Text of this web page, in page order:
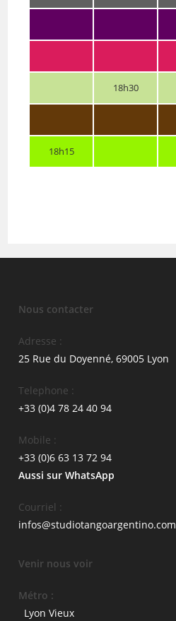
18h30
18h15
Nous contacter
Adresse :
25 Rue du Doyenné, 69005 Lyon
Telephone :
+33 (0)4 78 24 40 94
Mobile :
+33 (0)6 63 13 72 94
Aussi sur WhatsApp
Courriel :
infos@studiotangoargentino.com
Venir nous voir
Métro :
Lyon Vieux